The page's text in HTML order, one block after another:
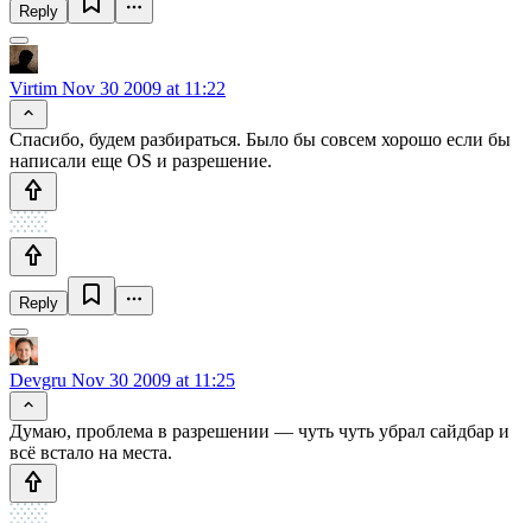
Reply
Virtim Nov 30 2009 at 11:22
Спасибо, будем разбираться. Было бы совсем хорошо если бы
написали еще OS и разрешение.
Reply
Devgru Nov 30 2009 at 11:25
Думаю, проблема в разрешении — чуть чуть убрал сайдбар и
всё встало на места.